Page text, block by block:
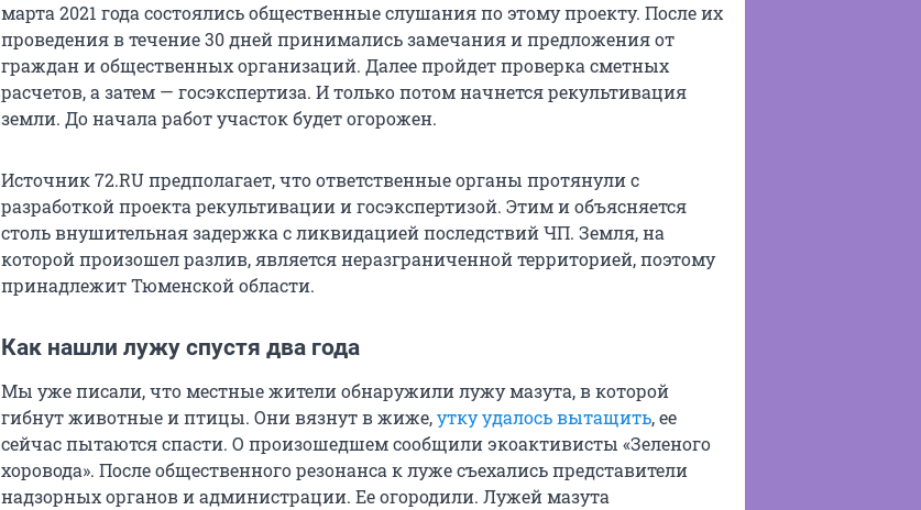
марта 2021 года состоялись общественные слушания по этому проекту. После их
проведения в течение 30 дней принимались замечания и предложения от
граждан и общественных организаций. Далее пройдет проверка сметных
расчетов, а затем — госэкспертиза. И только потом начнется рекультивация
земли. До начала работ участок будет огорожен.
Источник 72.RU предполагает, что ответственные органы протянули с
разработкой проекта рекультивации и госэкспертизой. Этим и объясняется
столь внушительная задержка с ликвидацией последствий ЧП. Земля, на
которой произошел разлив, является неразграниченной территорией, поэтому
принадлежит Тюменской области.
Как нашли лужу спустя два года
Мы уже писали, что местные жители обнаружили лужу мазута, в которой
гибнут животные и птицы. Они вязнут в жиже,утку удалось вытащить, ее
сейчас пытаются спасти. О произошедшем сообщили экоактивисты «Зеленого
хоровода». После общественного резонанса к луже съехались представители
надзорных органов и администрации. Ее огородили. Лужей мазута